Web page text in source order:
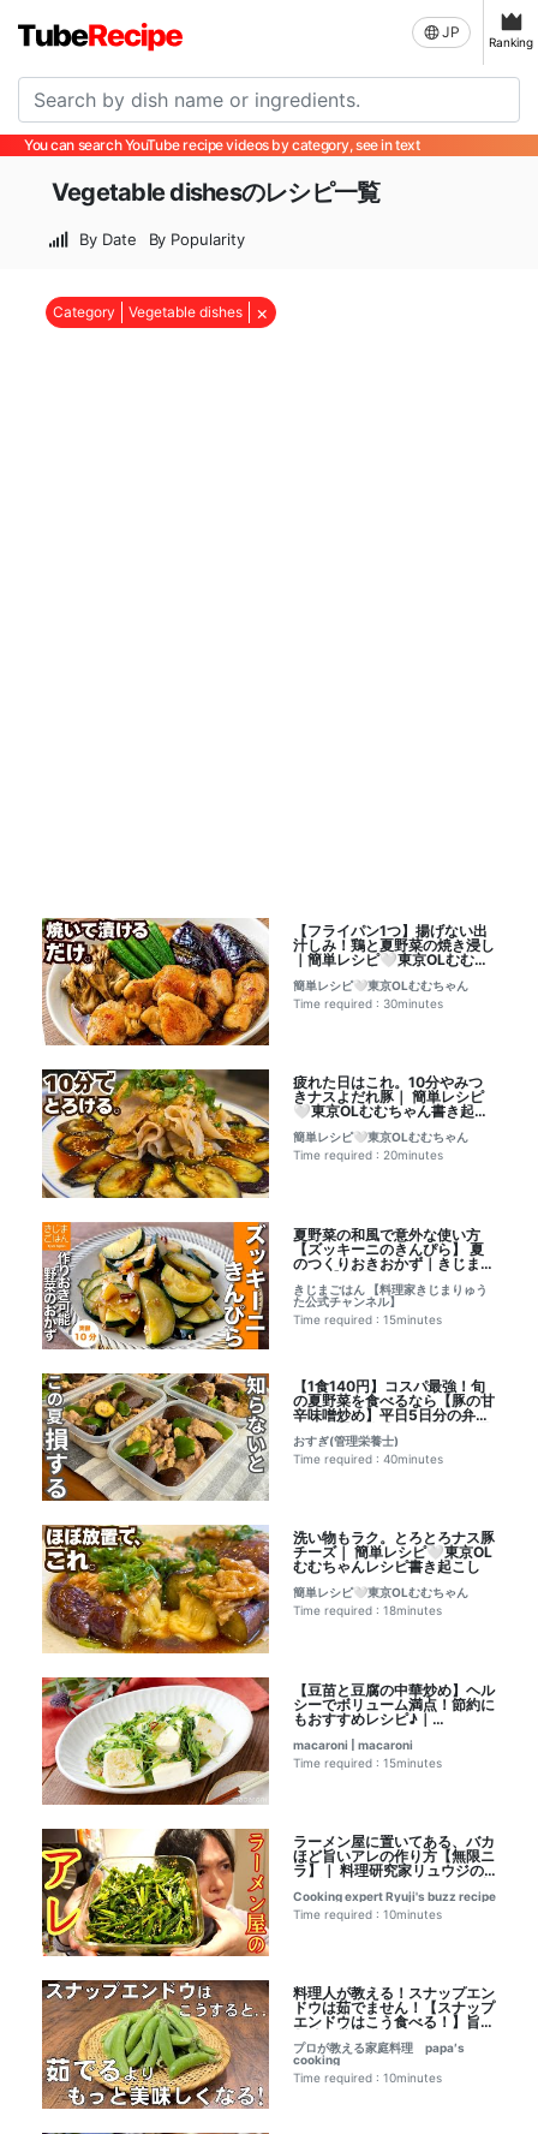
JP
Ranking
You can search YouTube recipe videos by category, see in text
Vegetable dishesのレシピ一覧
By Date By Popularity
Category Vegetable dishes ×
【フライパン1つ】揚げない出
汁しみ！鶏と夏野菜の焼き浸し
｜簡単レシピ🤍東京OLむむち
簡単レシピ🤍東京OLむむちゃん
Time required : 30minutes
疲れた日はこれ。10分やみつ
きナスよだれ豚｜ 簡単レシピ
🤍東京OLむむちゃん書き起こ
簡単レシピ🤍東京OLむむちゃん
Time required : 20minutes
夏野菜の和風で意外な使い方
【ズッキーニのきんぴら】 夏
のつくりおきおかず｜きじまご
はん 【料理家きじまりゅうた
公式チャンネル】さんのレシピ
書き起こし
きじまごはん 【料理家きじまりゅう
た公式チャンネル】
Time required : 15minutes
【1食140円】コスパ最強！旬
の夏野菜を食べるなら【豚の甘
辛味噌炒め】平日5日分の弁当
栄養士)さんのレシピ書き起こ
し
おすぎ(管理栄養士)
Time required : 40minutes
洗い物もラク。とろとろナス豚
チーズ｜ 簡単レシピ🤍東京OL
むむちゃんレシピ書き起こし
簡単レシピ🤍東京OLむむちゃん
Time required : 18minutes
【豆苗と豆腐の中華炒め】ヘル
シーでボリューム満点！節約に
もおすすめレシピ♪｜
macaroni（マカロニ）さんの
レシピ書き起こし
macaroni | macaroni
Time required : 15minutes
ラーメン屋に置いてある、バカ
ほど旨いアレの作り方【無限ニ
ラ】｜ 料理研究家リュウジの
こし
Cooking expert Ryuji's buzz recipe
Time required : 10minutes
料理人が教える！スナップエン
ドウは茹でません！【スナップ
エンドウはこう食べる！】旨さ
単！｜プロが教える家庭料理
papa′s cookingさんのレシピ
書き起こし
プロが教える家庭料理 papa′s
cooking
Time required : 10minutes